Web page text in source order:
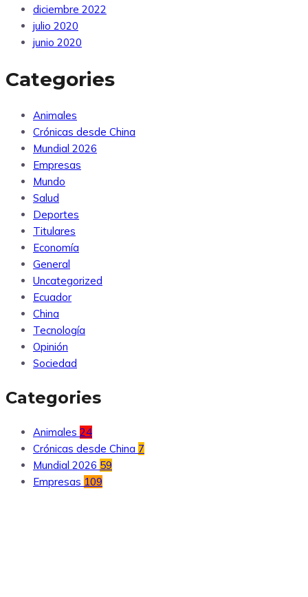
diciembre 2022
julio 2020
junio 2020
Categories
Animales
Crónicas desde China
Mundial 2026
Empresas
Mundo
Salud
Deportes
Titulares
Economía
General
Uncategorized
Ecuador
China
Tecnología
Opinión
Sociedad
Categories
Animales 24
Crónicas desde China 7
Mundial 2026 59
Empresas 109